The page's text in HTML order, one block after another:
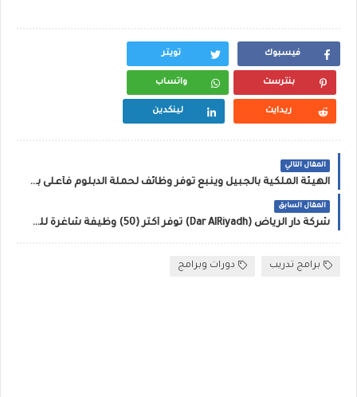
فيسبوك تويتر
بنترست واتساب
ريدايت لينكدين
المقال التالي
الهيئة الملكية بالجبيل وينبع توفر وظائف لحملة الدبلوم فأعلى بعدة مجالات
المقال السابق
شركة دار الرياض (Dar AlRiyadh) توفر أكثر (50) وظيفة شاغرة للعمل بعدة مدن
برامج تدريب دورات وبرامج